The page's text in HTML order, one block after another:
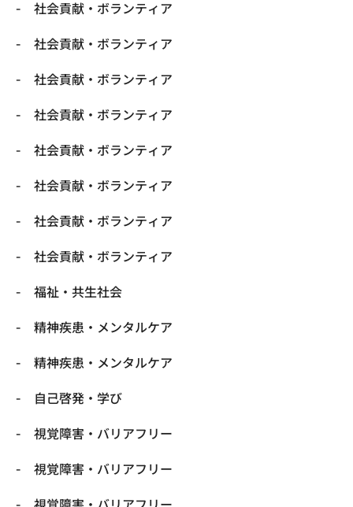
社会貢献・ボランティア
社会貢献・ボランティア
社会貢献・ボランティア
社会貢献・ボランティア
社会貢献・ボランティア
社会貢献・ボランティア
社会貢献・ボランティア
社会貢献・ボランティア
福祉・共生社会
精神疾患・メンタルケア
精神疾患・メンタルケア
自己啓発・学び
視覚障害・バリアフリー
視覚障害・バリアフリー